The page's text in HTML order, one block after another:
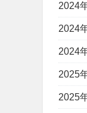
2024
2024
2024
2025
2025